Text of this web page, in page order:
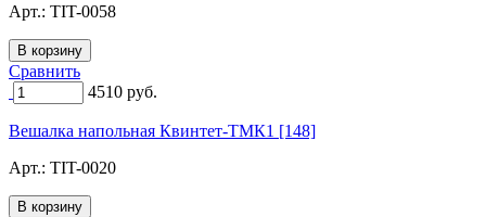
Арт.: TIT-0058
Сравнить
4510 руб.
Вешалка напольная Квинтет-ТМК1 [148]
Арт.: TIT-0020